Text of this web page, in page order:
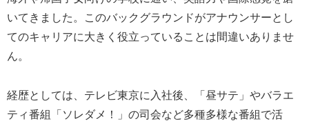
いてきました。このバックグラウンドがアナウンサーとし
てのキャリアに大きく役立っていることは間違いありませ
ん。
経歴としては、テレビ東京に入社後、「昼サテ」やバラエ
ティ番組「ソレダメ！」の司会など多種多様な番組で活